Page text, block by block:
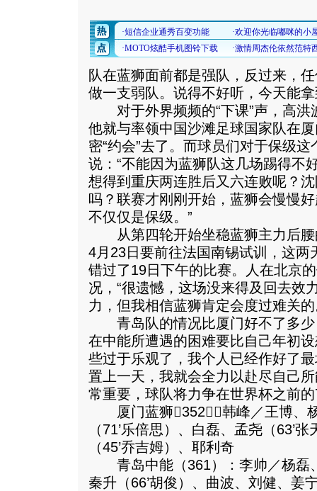
队在蓝狮面前都是强队，反过来，
做一支弱队。说得不好听，今天能
对于外界频频的“下课”声，高洪
他就与率领中国沙滩足球国家队在
密“约会”去了。而球员们对于保级
说：“不能因为蓝狮队这几场踢得不
想得到重庆两连胜后又六连败呢？
吗？联赛才刚刚开始，蓝狮会慢慢
不仅仅是保级。”
从第四轮开始坐稳蓝狮主力后腰
4月23日要前往法国南锡试训，这两
错过了19日下午的比赛。人在北京
况，“很遗憾，这场没来得及回去效
力，但我相信蓝狮肯定会度过难关
青岛队的情况比厦门好不了多少
在中能所遭遇的困难要比自己年初
些过于乐观了，我个人已经作好了
置上一天，我就会全力以赴尽自己
常重要，球队将力争在世界杯之前
厦门蓝狮352：韩峰／王博、
（71’乐倍思）、白磊、孟尧（63’
（45’乔吉姆）、耶利奇
青岛中能（361）：李帅／杨磊
秦升（66’胡俊）、曲波、刘健、姜